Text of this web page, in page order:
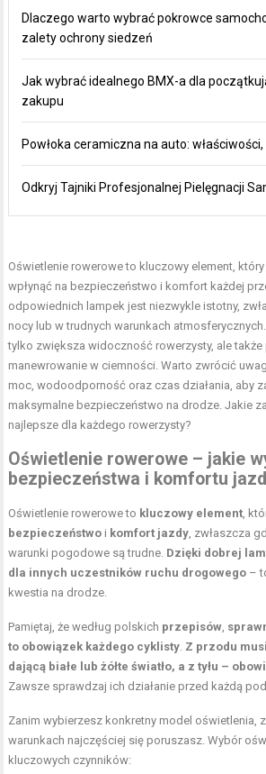
Dlaczego warto wybrać pokrowce
zalety ochrony siedzeń
Jak wybrać idealnego BMX-a dla
zakupu
Powłoka ceramiczna na auto:
Odkryj Tajniki Profesjonalnej Pielęgnacji
Oświetlenie rowerowe to kluczowy element,
wpłynąć na bezpieczeństwo i komfort każdej
odpowiednich lampek jest niezwykle istotny,
nocy lub w trudnych warunkach
tylko zwiększa widoczność rowerzysty, ale
manewrowanie w ciemności. Warto zwrócić
moc, wodoodporność oraz czas działania, aby
maksymalne bezpieczeństwo na drodze. Jakie
najlepsze dla każdego rowerzysty?
Oświetlenie rowerowe – jakie
bezpieczeństwa i komfortu
Oświetlenie rowerowe to kluczowy element,
bezpieczeństwo i komfort jazdy, zwłaszcza
warunki pogodowe są trudne. Dzięki dobrej
dla innych uczestników ruchu drogowego –
kwestia na drodze.
Pamiętaj, że według polskich przepisów,
to obowiązek każdego cyklisty. Z przodu
dającą białe lub żółte światło, a z tyłu –
Zawsze sprawdzaj ich działanie przed każdą
Zanim wybierzesz konkretny model oświetlenia,
warunkach najczęściej się poruszasz. Wybór
kluczowych czynników: